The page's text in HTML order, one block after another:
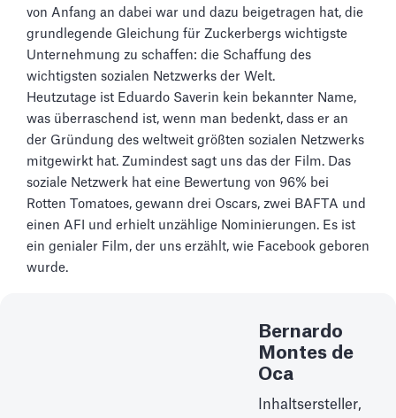
von Anfang an dabei war und dazu beigetragen hat, die
grundlegende Gleichung für Zuckerbergs wichtigste
Unternehmung zu schaffen: die Schaffung des
wichtigsten sozialen Netzwerks der Welt.
Heutzutage ist Eduardo Saverin kein bekannter Name,
was überraschend ist, wenn man bedenkt, dass er an
der Gründung des weltweit größten sozialen Netzwerks
mitgewirkt hat. Zumindest sagt uns das der Film. Das
soziale Netzwerk hat eine Bewertung von 96% bei
Rotten Tomatoes, gewann drei Oscars, zwei BAFTA und
einen AFI und erhielt unzählige Nominierungen. Es ist
ein genialer Film, der uns erzählt, wie Facebook geboren
wurde.
Bernardo
Montes de
Oca
Inhaltsersteller,